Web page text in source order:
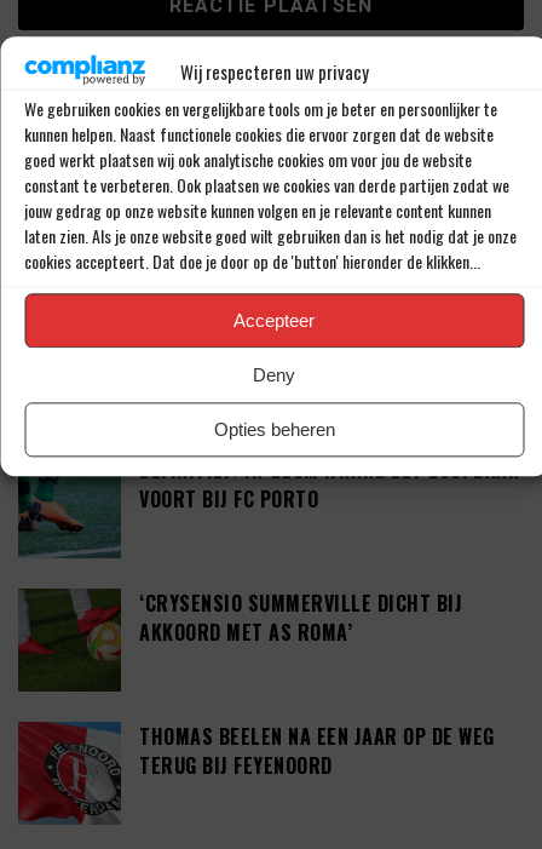
Wij respecteren uw privacy
We gebruiken cookies en vergelijkbare tools om je beter en persoonlijker te
kunnen helpen. Naast functionele cookies die ervoor zorgen dat de website
goed werkt plaatsen wij ook analytische cookies om voor jou de website
constant te verbeteren. Ook plaatsen we cookies van derde partijen zodat we
jouw gedrag op onze website kunnen volgen en je relevante content kunnen
laten zien. Als je onze website goed wilt gebruiken dan is het nodig dat je onze
cookies accepteert. Dat doe je door op de 'button' hieronder de klikken...
Accepteer
Deny
Opties beheren
LAATSTE BERICHTEN
‘RAHEEM STERLING STAAT VOOR
OPMERKELIJK NIEUW AVONTUUR’
‘SHAQUEEL VAN PERSIE BRENGT FEYENOORD
IETS EXTRA’S’
DEFINITIEF: IN-BEOM HWANG ZET LOOPBAAN
VOORT BIJ FC PORTO
‘CRYSENSIO SUMMERVILLE DICHT BIJ
AKKOORD MET AS ROMA’
THOMAS BEELEN NA EEN JAAR OP DE WEG
TERUG BIJ FEYENOORD